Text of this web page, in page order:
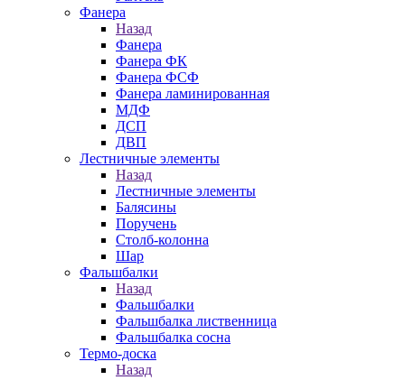
Фанера
Назад
Фанера
Фанера ФК
Фанера ФСФ
Фанера ламинированная
МДФ
ДСП
ДВП
Лестничные элементы
Назад
Лестничные элементы
Балясины
Поручень
Столб-колонна
Шар
Фальшбалки
Назад
Фальшбалки
Фальшбалка лиственница
Фальшбалка сосна
Термо-доска
Назад